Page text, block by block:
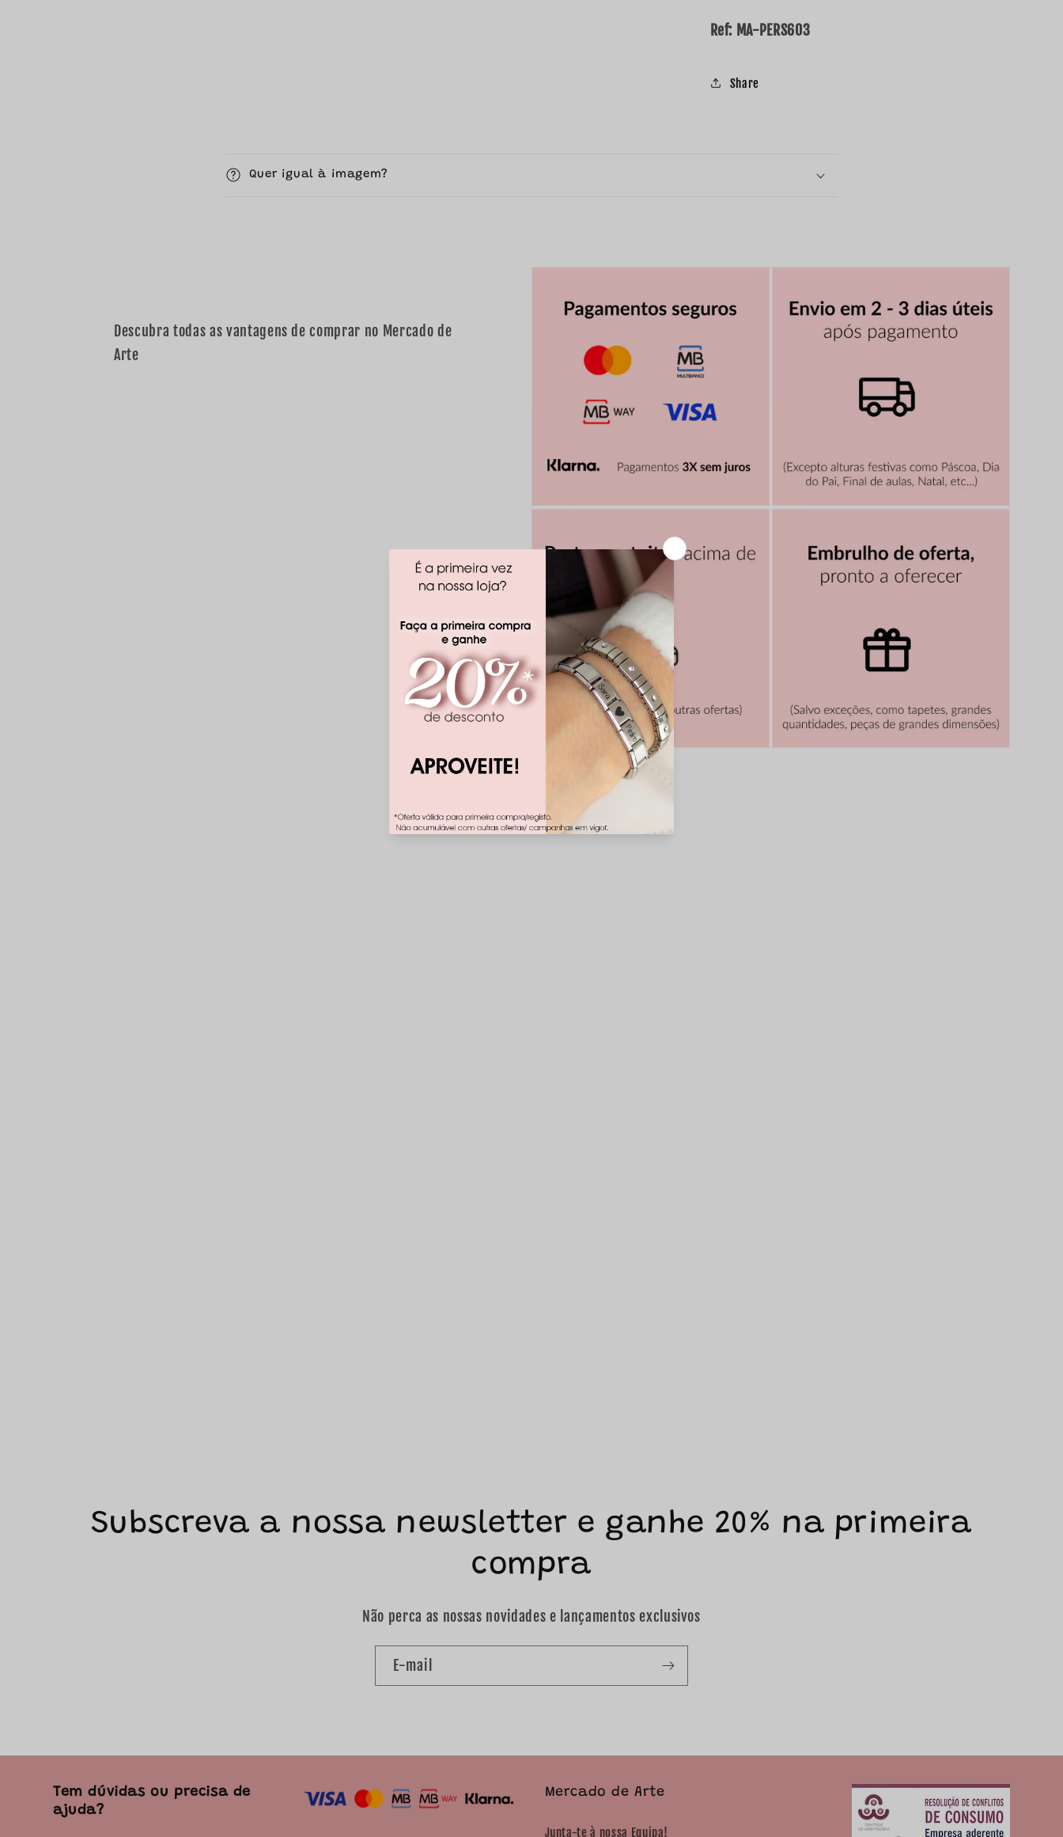
Ref: MA-PERS603
Share
C
o
Quer igual à imagem?
Descubra todas as vantagens de comprar no Mercado de
Arte
Subscreva a nossa newsletter e ganhe 20% na primeira
compra
Não perca as nossas novidades e lançamentos exclusivos
E-mail
Tem dúvidas ou precisa de
ajuda?
Mercado de Arte
Junta-te à nossa Equipa!